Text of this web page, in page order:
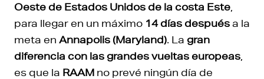
Oeste de Estados Unidos de la costa Este
para llegar en un máximo 14 días despuésa la
meta en Annapolis (Maryland). La gran
diferencia con las grandes vueltas europeas
es que la RAAM no prevé ningún día de